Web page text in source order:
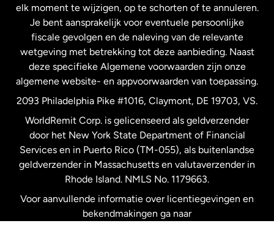
Spanje
Verenigd Koninkrijk
Verenigde Staten English
Verenigde Staten Español
Zweden
elk moment te wijzigen, op te schorten of te annuleren.
Je bent aansprakelijk voor eventuele persoonlijke
fiscale gevolgen en de naleving van de relevante
wetgeving met betrekking tot deze aanbieding. Naast
deze specifieke Algemene voorwaarden zijn onze
algemene website- en appvoorwaarden van toepassing.
2093 Philadelphia Pike #1016, Claymont, DE 19703, VS.
WorldRemit Corp. is gelicenseerd als geldverzender
door het New York State Department of Financial
Services en in Puerto Rico (TM-055), als buitenlandse
geldverzender in Massachusetts en valutaverzender in
Rhode Island. NMLS No. 1179663.
Voor aanvullende informatie over licentiegevingen en
bekendmakingen ga naar